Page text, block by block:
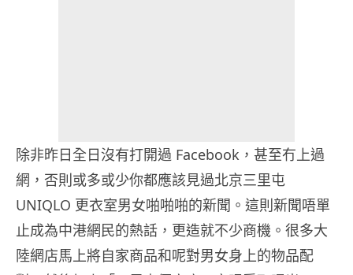
除非昨日全日沒有打開過 Facebook，甚至冇上過
網，否則或多或少你都應該見過北京三里屯
UNIQLO 更衣室男女啪啪啪的新聞。這則新聞唔單
止成為中港網民的熱話，更造就不少商機。很多大
陸網店馬上將自家商品和呢對男女身上的物品配